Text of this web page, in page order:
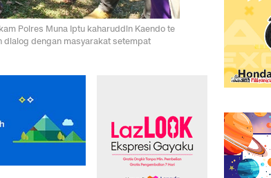
Polres Muna Iptu kaharuddin Kaendo te
dialog dengan masyarakat setempat